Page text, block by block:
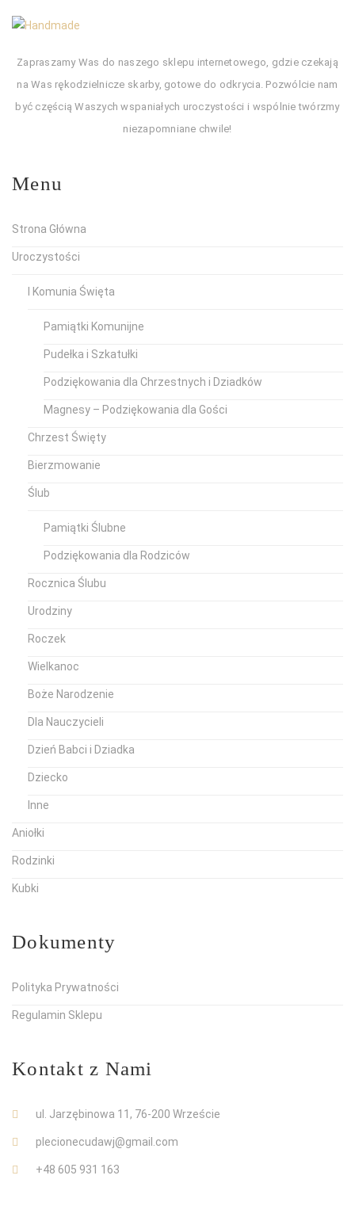
Zapraszamy Was do naszego sklepu internetowego, gdzie czekają
na Was rękodzielnicze skarby, gotowe do odkrycia. Pozwólcie nam
być częścią Waszych wspaniałych uroczystości i wspólnie twórzmy
niezapomniane chwile!
Menu
Strona Główna
Uroczystości
I Komunia Święta
Pamiątki Komunijne
Pudełka i Szkatułki
Podziękowania dla Chrzestnych i Dziadków
Magnesy – Podziękowania dla Gości
Chrzest Święty
Bierzmowanie
Ślub
Pamiątki Ślubne
Podziękowania dla Rodziców
Rocznica Ślubu
Urodziny
Roczek
Wielkanoc
Boże Narodzenie
Dla Nauczycieli
Dzień Babci i Dziadka
Dziecko
Inne
Aniołki
Rodzinki
Kubki
Dokumenty
Polityka Prywatności
Regulamin Sklepu
Kontakt z Nami
ul. Jarzębinowa 11, 76-200 Wrzeście
plecionecudawj@gmail.com
+48 605 931 163